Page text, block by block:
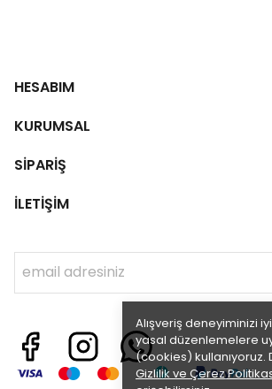
Alışveriş deneyiminizi
yasal düzenlemelere
(cookies) kullanıyoruz.
Gizlilik ve Çerez
HESABIM
KURUMSAL
SİPARİŞ
İLETİŞİM